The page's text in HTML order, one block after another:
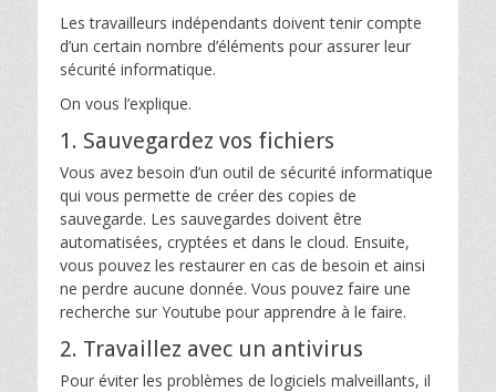
Les travailleurs indépendants doivent tenir compte
d’un certain nombre d’éléments pour assurer leur
sécurité informatique.
On vous l’explique.
1. Sauvegardez vos fichiers
Vous avez besoin d’un outil de sécurité informatique
qui vous permette de créer des copies de
sauvegarde. Les sauvegardes doivent être
automatisées, cryptées et dans le cloud. Ensuite,
vous pouvez les restaurer en cas de besoin et ainsi
ne perdre aucune donnée. Vous pouvez faire une
recherche sur Youtube pour apprendre à le faire.
2. Travaillez avec un antivirus
Pour éviter les problèmes de logiciels malveillants, il